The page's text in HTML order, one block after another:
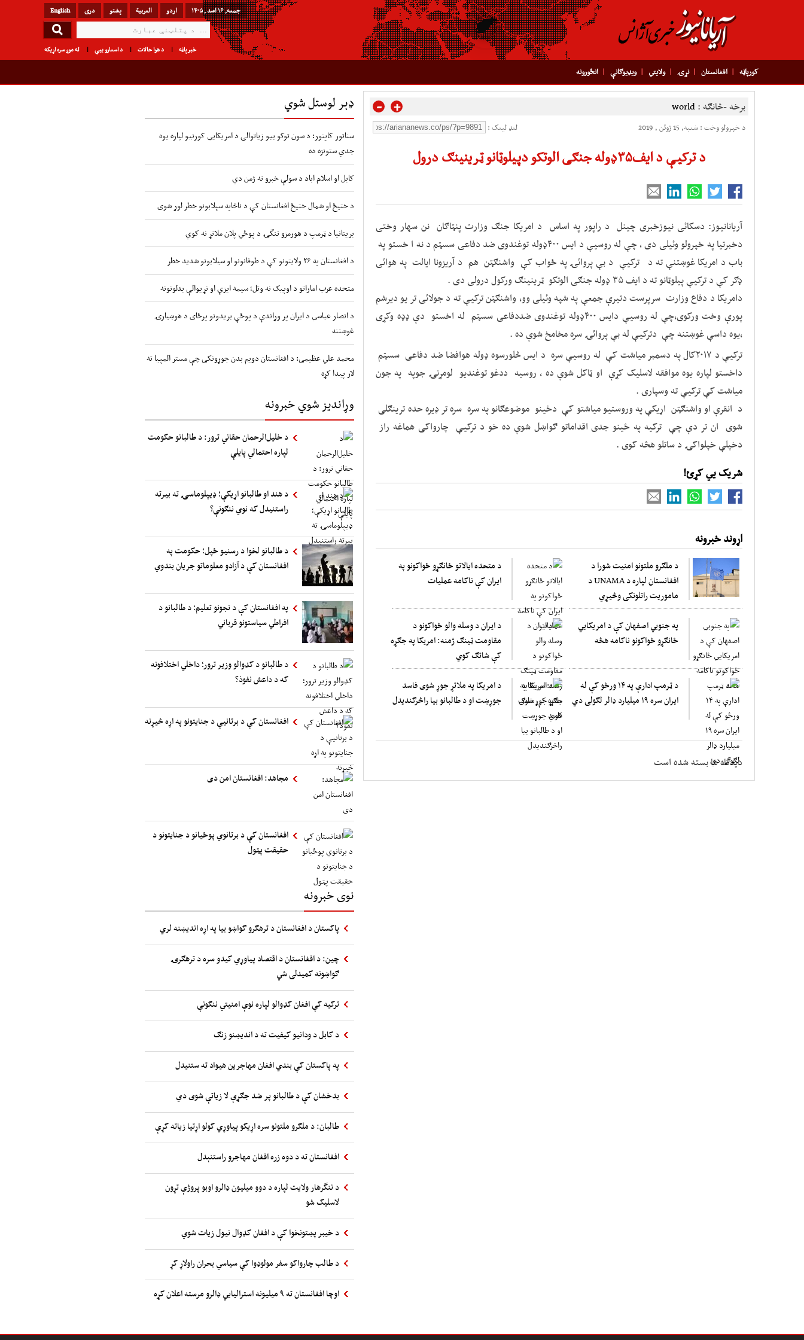
English دری پشتو العربیة اردو جمعه, ۱۶ اسد , ۱۴۰۵
له موږ سره اړیکه د اسعارو بیې د هوا حالات خبرپاڼه
کورپاڼه افغانستان نړۍ ولایتي ویډیوګانې انځورونه
برخه -څانګه : world
- +
د خپرولو وخت : شنبه, 15 ژوئن , 2019 لنډ لینک :
د ترکیې د ایف۳۵ډوله جنګی الوتکو دپیلوټانو ټرینینګ درول
آریانانیوز: دسکائی نیوزخبری چینل د راپور په اساس د امریکا جنګ وزارت پنټاګان نن سهار وختی
دخبرتیا په خپرولو وئیلی دی ، چې له روسیې د ایس ۴۰۰ډوله توغندوی ضد دفاعی سسټم د نه ا خستو په
باب د امریکا غوښتنې ته د ترکیې د بې پروائۍ په ځواب کې واشنګټن هم د آریزونا ایالت په هوائی
ډګر کې د ترکیې پیلوټانو ته د ایف ۳۵ ډوله جنګی الوتکو ټرینینګ ورکول درولی دی .
دامریکا د دفاع وزارت سرپرست دتیرې جمعې په شپه وئیلی وو، واشنګټن ترکیې ته د جولائی تر یو دیرشم
پورې وخت ورکوی،چې له روسیې دایس ۴۰۰ډوله توغندوی ضددفاعی سسټم له اخستو دې ډډه وکړی
،یوه داسې غوښتنه چې دترکیې له بې پروائۍ سره مخامخ شوې ده .
ترکیې د ۲۰۱۷کال په دسمبر میاشت کې له روسیې سره د ایس څلورسوه ډوله هوافضا ضد دفاعی سسټم
داخستو لپاره یوه موافقه لاسلیک کړې او ټاکل شوې ده ، روسیه ددغو توغندیو لومړنۍ جوپه په جون
میاشت کې ترکیې ته وسپاری .
د انقرې او واشنګټن اړیکې په وروستیو میاشتو کې دځینو موضوعګانو په سره سره تر ډیره حده ترینګلی
شوی ان تر دې چې ترکیه په ځینو جدی اقداماتو ګواښل شوې ده خو د ترکیې چارواکی هماغه راز
دخپلې خپلواکۍ د ساتلو هڅه کوی .
شریک یي کړئ!
اړوند خبرونه
د ملګرو ملتونو امنیت شورا د
افغانستان لپاره د UNAMA د
ماموریت راتلونکی وڅیړي
د متحده ایالاتو ځانګړو ځواکونو په
ایران کې ناکامه عملیات
په جنوبي اصفهان کې د امریکایي
ځانګړو ځواکونو ناکامه هڅه
د ايران د وسله والو ځواکونو د
مقاومت ټینګ ژمنه: امريکا په جګړه
کې شاتګ کوي
د ټرمپ ادارې په ۱۴ ورځو کې له
ایران سره ۱۹ میلیارد ډالر لګولی دي
د امریکا په ملاتړ جوړ شوی فاسد
جوړښت او د طالبانو بیا راڅرګندیدل
دیدگاه ها بسته شده است
ډېر لوستل شوي
سناتور کاپتور: د سون توکو بیو زیاتوالی د امریکایي کورنیو لپاره یوه
جدي ستونزه ده
کابل او اسلام اباد د سولې خبرو ته ژمن دي
د ختیځ او شمال ختیځ افغانستان کې د ناڅاپه سېلابونو خطر لوړ شوی
بریتانیا د ټرمپ د هورمزو تنگۍ د پوځي پلان ملاتړ نه کوي
د افغانستان په ۲۶ ولایتونو کې د طوفانونو او سیلابونو شدید خطر
متحده عرب اماراتو د اوپیک نه وتل؛ سیمه ایزې او نړیوالې بدلونونه
د انصار عباسي د ایران پر وړاندې د پوځې بریدونو پرځای د هوښیارۍ
غوښتنه
محمد علي عظیمی: د افغانستان دویم بدن جوړونکی چې مستر المپیا ته
لار پیدا کړه
وړاندیز شوي خبرونه
د خلیل‌الرحمان حقاني ترور: د طالبانو حکومت
لپاره احتمالي پایلې
د هند او طالبانو اړیکې؛ ډیپلوماسۍ ته بیرته
راستنیدل که نوي ننګونې؟
د طالبانو لخوا د رسنیو ځپل؛ حکومت په
افغانستان کې د آزادو معلوماتو جریان بندوي
په افغانستان کې د نجونو تعلیم؛ د طالبانو د
افراطي سیاستونو قرباني
د طالبانو د کډوالو وزیر ترور؛ داخلي اختلافونه
که د داعش نفوذ؟
افغانستان کې د برتانیې د جنایتونو په اړه څیړنه
مجاهد: افغانستان امن دی
افغانستان کې د برتانوي پوځیانو د جنایتونو د
حقیقت پټول
نوی خبرونه
پاکستان د افغانستان د ترهګرو ګواښو بیا په اړه اندیښنه لري
چین: د افغانستان د اقتصاد پیاوړي کیدو سره د ترهګرۍ
ګواښونه کمیدلی شي
ترکیه کې افغان کډوالو لپاره نوې امنیتي ننګونې
د کابل د ودانیو کیفیت ته د اندیښنو زنګ
په پاکستان کې بندي افغان مهاجرین هیواد ته ستنیدل
بدخشان کې د طالبانو پر ضد جګړې لا زیاتې شوی دي
طالبان: د ملګرو ملتونو سره اړیکو پیاوړي کولو اړتیا زیاته کړې
افغانستان ته د دوه زره افغان مهاجرو راستنېدل
د ننگرهار ولایت لپاره د دوو میلیون ډالرو اوبو پروژې تړون
لاسلیک شو
د خیبر پښتونخوا کې د افغان کډوال نیول زیات شوي
د طالب چارواکو سفر مولوډوا کې سیاسي بحران راولاړ کړ
اوچا افغانستان ته ۹ میلیونه استرالیایي ډالرو مرسته اعلان کړه